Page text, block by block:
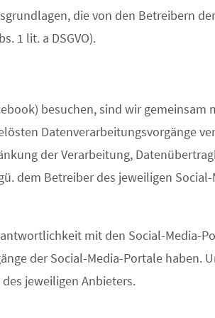
die von den Betreibern
1 lit. a DSGVO).
besuchen, sind wir gemeinsam
Datenverarbeitungsvorgänge
der Verarbeitung,
dem Betreiber des jeweiligen Social-
mit den Social-Media-
der Social-Media-Portale haben.
jeweiligen Anbieters.